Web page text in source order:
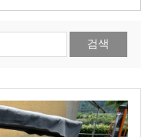
검색